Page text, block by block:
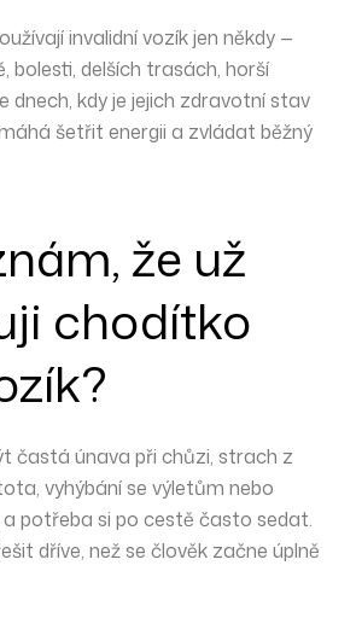
invalidní vozík jen někdy —
bolesti, delších trasách, horší
dnech, kdy je jejich zdravotní stav
šetřit energii a zvládat běžný
že už
chodítko
častá únava při chůzi, strach z
vyhýbání se výletům nebo
potřeba si po cestě často sedat.
dříve, než se člověk začne úplně